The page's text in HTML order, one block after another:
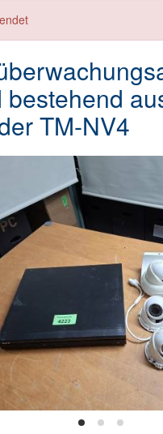
bestehend
TM-NV4